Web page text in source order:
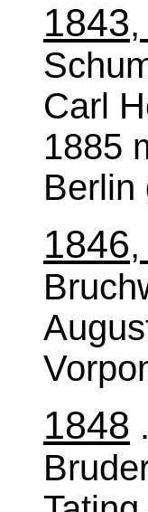
1843
Carl
1885
Berlin
1846
1848